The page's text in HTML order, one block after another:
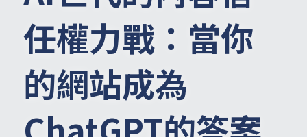
訂閱電子報
最新文章
搜索
任權力戰：當你
的網站成為